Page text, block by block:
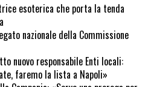
esoterica che porta la tenda
nazionale della Commissione
nuovo responsabile Enti locali:
faremo la lista a Napoli»